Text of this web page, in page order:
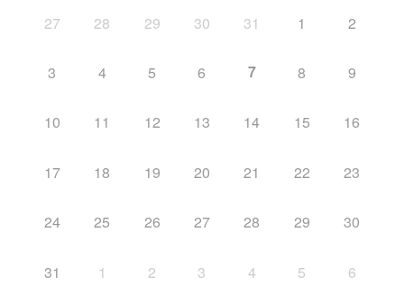
27
28 29 30 31 1 2
3 4 5 6 7 8 9
10 11 12 13 14 15 16
17 18 19 20 21 22 23
24 25 26 27 28 29 30
31 1 2 3 4 5 6